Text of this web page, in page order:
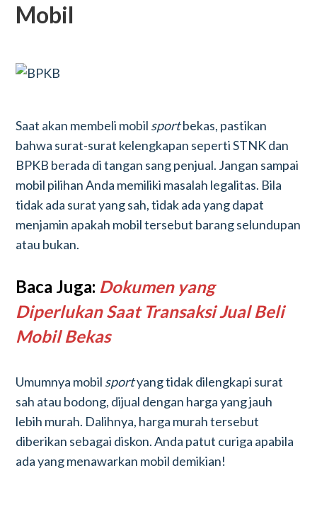
Mobil
Saat akan membeli mobil sportbekas, pastikan
bahwa surat-surat kelengkapan seperti STNK dan
BPKB berada di tangan sang penjual. Jangan sampai
mobil pilihan Anda memiliki masalah legalitas. Bila
tidak ada surat yang sah, tidak ada yang dapat
menjamin apakah mobil tersebut barang selundupan
atau bukan.
Baca Juga: Dokumen yang
Diperlukan Saat Transaksi Jual Beli
Mobil Bekas
Umumnya mobil sportyang tidak dilengkapi surat
sah atau bodong, dijual dengan harga yang jauh
lebih murah. Dalihnya, harga murah tersebut
diberikan sebagai diskon. Anda patut curiga apabila
ada yang menawarkan mobil demikian!